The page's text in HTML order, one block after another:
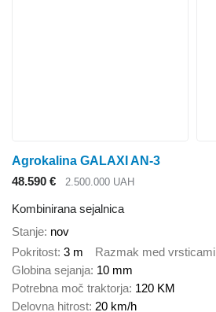
Agrokalina GALAXI AN-3
48.590 €
2.500.000 UAH
Kombinirana sejalnica
Stanje nov
Pokritost 3 m Razmak med vrsticami
Globina sejanja 10 mm
Potrebna moč traktorja 120 KM
Delovna hitrost 20 km/h